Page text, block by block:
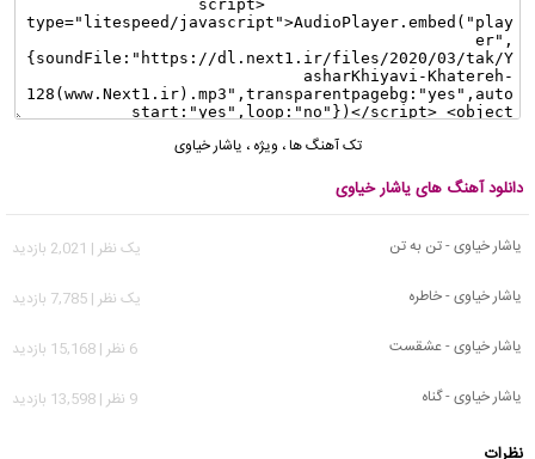
تک آهنگ ها، ویژه ، یاشار خیاوی
دانلود آهنگ های یاشار خیاوی
یاشار خیاوی - تن به تن
يک نظر | 2,021 بازدید
یاشار خیاوی - خاطره
يک نظر | 7,785 بازدید
یاشار خیاوی - عشقست
6 نظر | 15,168 بازدید
یاشار خیاوی - گناه
9 نظر | 13,598 بازدید